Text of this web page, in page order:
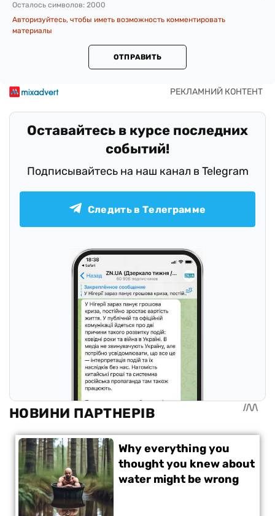
Осталось символов: 2000
Авторизуйтесь, чтобы иметь возможность комментировать
материалы
ОТПРАВИТЬ
Оставайтесь в курсе последних
событий!
Подписывайтесь на наш канал в Telegram
Следить в Телеграмме